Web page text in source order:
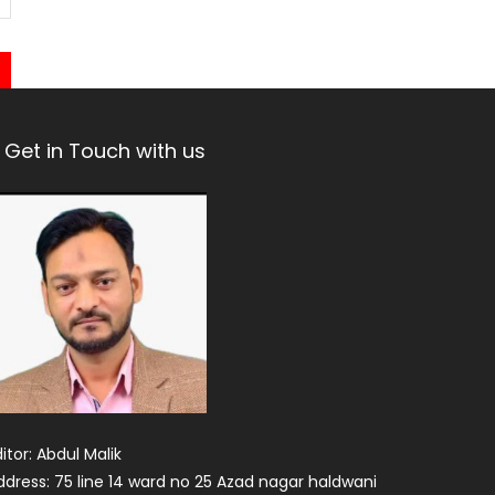
Get in Touch with us
Abdul Malik
75 line 14 ward no 25 Azad nagar haldwani